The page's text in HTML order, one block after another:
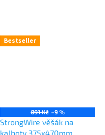
Bestseller
891 Kč –9 %
StrongWire věšák na
kalhoty 375x470mm